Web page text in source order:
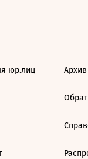
юр.лиц Архив